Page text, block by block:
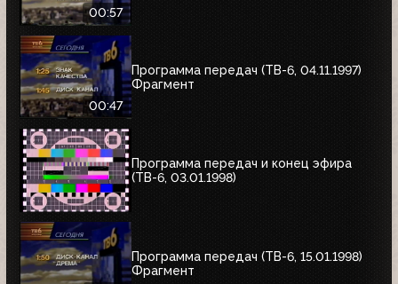
00:57
00:47
Программа передач (ТВ-6, 04.11.1997)
Фрагмент
Программа передач и конец эфира
(ТВ-6, 03.01.1998)
Программа передач (ТВ-6, 15.01.1998)
Фрагмент